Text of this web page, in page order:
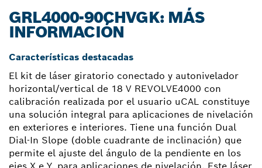
GRL4000-90CHVGK: MÁS
INFORMACIÓN
Características destacadas
El kit de láser giratorio conectado y autonivelador
horizontal/vertical de 18 V REVOLVE4000 con
calibración realizada por el usuario uCAL constituye
una solución integral para aplicaciones de nivelación
en exteriores e interiores. Tiene una función Dual
Dial-In Slope (doble cuadrante de inclinación) que
permite el ajuste del ángulo de la pendiente en los